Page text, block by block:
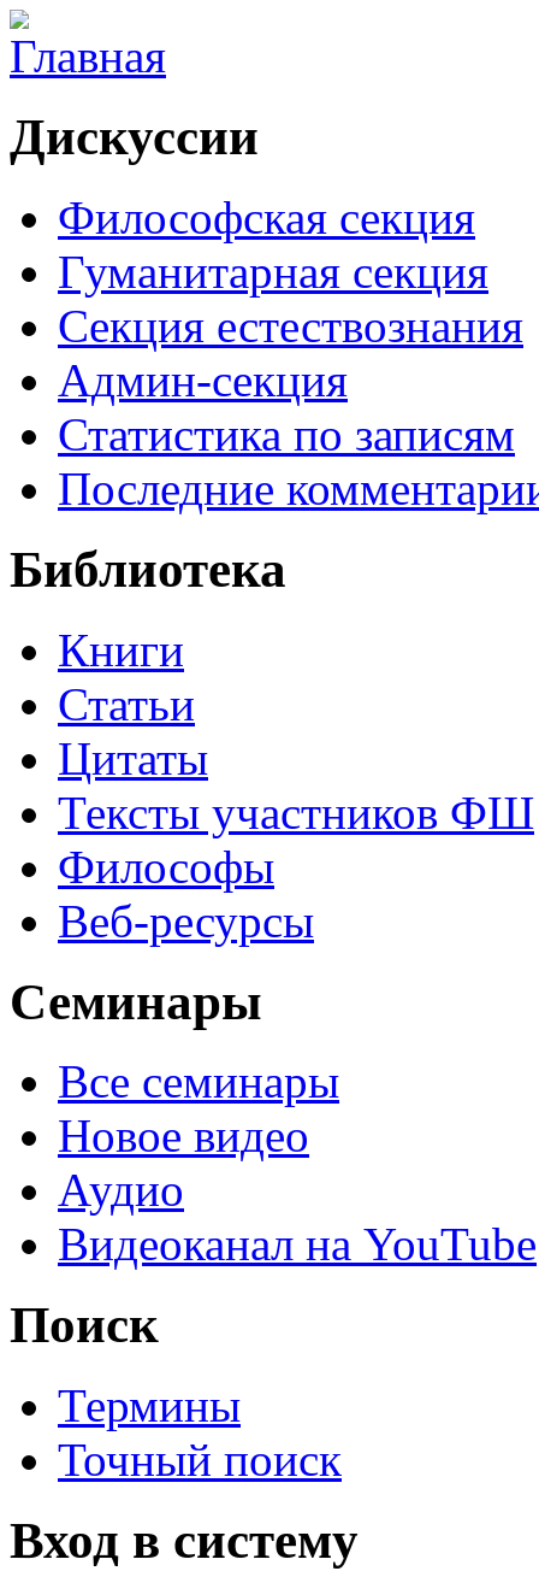
Дискуссии
Философская секция
Гуманитарная секция
Секция естествознания
Админ-секция
Статистика по записям
Последние
Библиотека
Книги
Статьи
Цитаты
Тексты участников ФШ
Философы
Веб-ресурсы
Семинары
Все семинары
Новое видео
Аудио
Видеоканал на YouTube
Поиск
Термины
Точный поиск
Вход в систему